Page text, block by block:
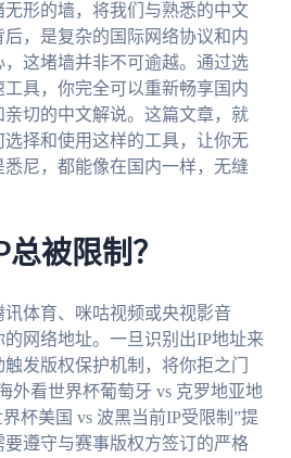
形的墙，将我们与熟悉的中文
，是复杂的国际网络协议和内
这堵墙并非不可逾越。通过选
具，你完全可以重新畅享国内
切的中文解说。这篇文章，就
择和使用这样的工具，让你无
尼，都能像在国内一样，无缝
被限制？
体育、咪咕视频或央视影音
网络地址。一旦识别出IP地址来
发版权保护机制，将你拒之门
外看世界杯葡萄牙 vs 克罗地亚地
杯美国 vs 波黑当前IP受限制”提
遵守与赛事版权方签订的严格